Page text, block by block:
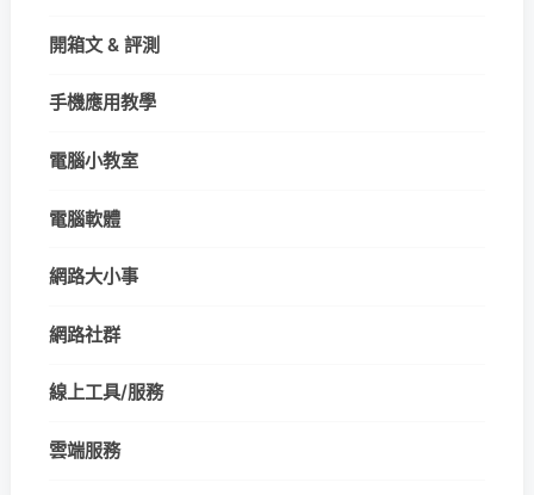
開箱文 & 評測
手機應用教學
電腦小教室
電腦軟體
網路大小事
網路社群
線上工具/服務
雲端服務